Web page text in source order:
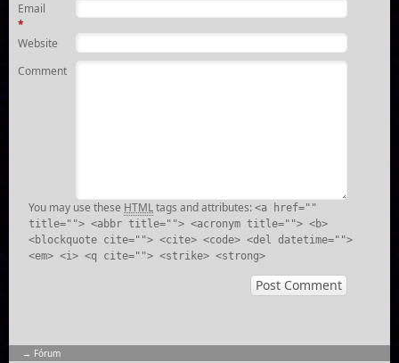
Email
*
Website
Comment
You may use these HTMLtags and attributes: <a href=""
title=""> <abbr title=""> <acronym title=""> <b>
<blockquote cite=""> <cite> <code> <del datetime="">
<em> <i> <q cite=""> <strike> <strong>
Fórum